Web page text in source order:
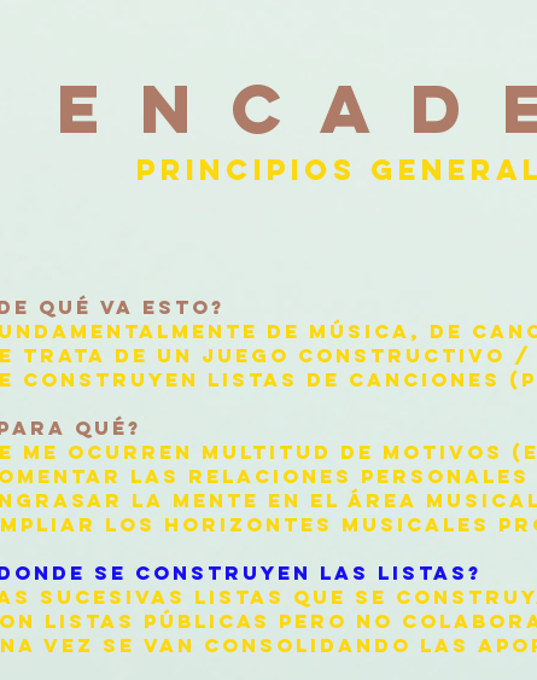
PRINCIPIOS
QUÉ VA ESTO?
DE MÚSICA, DE
TRATA DE UN JUEGO CONSTRUCTIVO
CONSTRUYEN LISTAS DE CANCIONES
QUÉ?
ME OCURREN MULTITUD DE MOTIVOS
LAS RELACIONES
LA MENTE EN EL ÁREA
LOS HORIZONTES MUSICALES
SE CONSTRUYEN LAS LISTAS?
SUCESIVAS LISTAS QUE SE
LISTAS PÚBLICAS PERO NO
VEZ SE VAN CONSOLIDANDO LAS